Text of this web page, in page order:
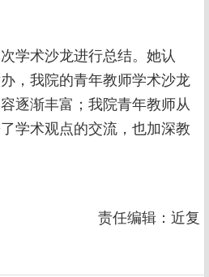
学术沙龙进行总结。她认
，我院的青年教师学术沙龙
逐渐丰富；我院青年教师从
学术观点的交流，也加深教
责任编辑：近复